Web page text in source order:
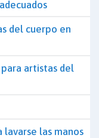
del cuerpo en
artistas del
las manos